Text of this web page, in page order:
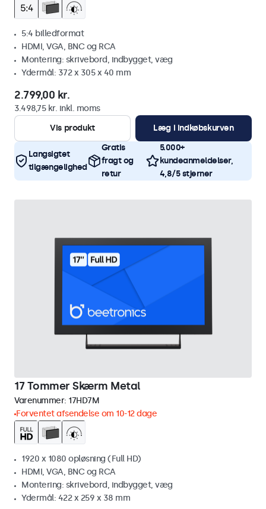
5:4 billedformat
HDMI, VGA, BNC og RCA
Montering: skrivebord, indbygget, væg
Ydermål: 372 x 305 x 40 mm
2.799,00 kr.
3.498,75 kr. inkl. moms
Vis produkt
Læg i indkøbskurven
Langsigtet
tilgængelighed
Gratis
fragt og
retur
5.000+
kundeanmeldelser,
4,8/5 stjerner
17 Tommer Skærm Metal
Varenummer: 17HD7M
Forventet afsendelse om 10-12 dage
1920 x 1080 opløsning (Full HD)
HDMI, VGA, BNC og RCA
Montering: skrivebord, indbygget, væg
Ydermål: 422 x 259 x 38 mm